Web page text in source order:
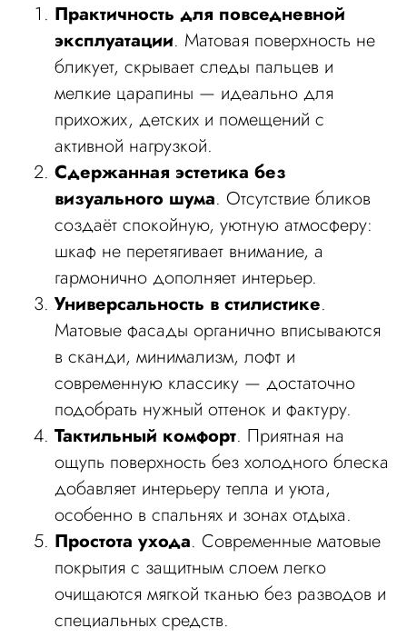
Практичность для повседневной
эксплуатации. Матовая поверхность не
бликует, скрывает следы пальцев и
мелкие царапины — идеально для
прихожих, детских и помещений с
активной нагрузкой.
Сдержанная эстетика без
визуального шума. Отсутствие бликов
создаёт спокойную, уютную атмосферу:
шкаф не перетягивает внимание, а
гармонично дополняет интерьер.
Универсальность в стилистике.
Матовые фасады органично вписываются
в сканди, минимализм, лофт и
современную классику — достаточно
подобрать нужный оттенок и фактуру.
Тактильный комфорт. Приятная на
ощупь поверхность без холодного блеска
добавляет интерьеру тепла и уюта,
особенно в спальнях и зонах отдыха.
Простота ухода. Современные матовые
покрытия с защитным слоем легко
очищаются мягкой тканью без разводов и
специальных средств.